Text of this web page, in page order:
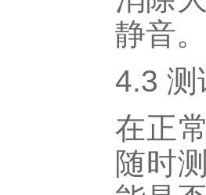
静音。
4.3 测
在正
随时